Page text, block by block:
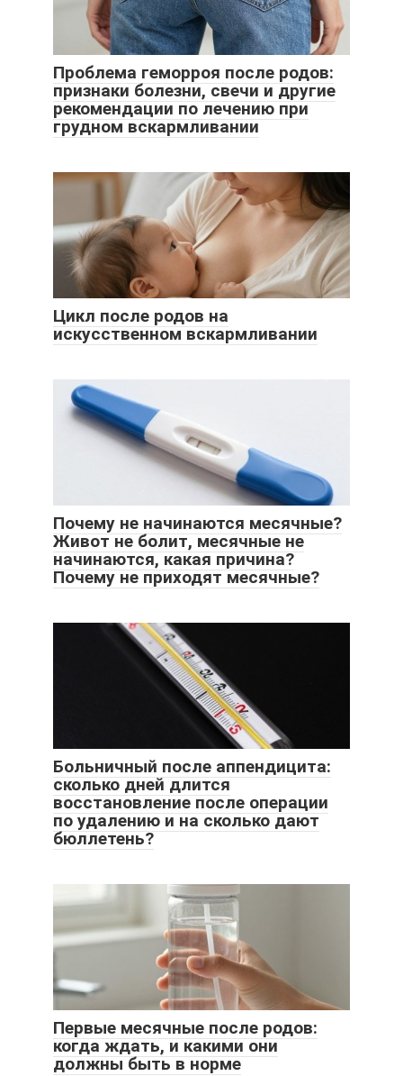
Проблема геморроя после родов:
признаки болезни, свечи и другие
рекомендации по лечению при
грудном вскармливании
Цикл после родов на
искусственном вскармливании
Почему не начинаются месячные?
Живот не болит, месячные не
начинаются, какая причина?
Почему не приходят месячные?
Больничный после аппендицита:
сколько дней длится
восстановление после операции
по удалению и на сколько дают
бюллетень?
Первые месячные после родов:
когда ждать, и какими они
должны быть в норме